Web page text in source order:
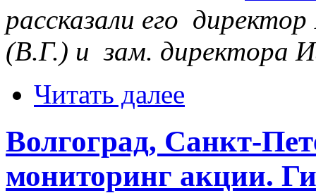
рассказали его
(В.Г.) и зам. директора
Читать далее
Волгоград, Санкт-
мониторинг акции.